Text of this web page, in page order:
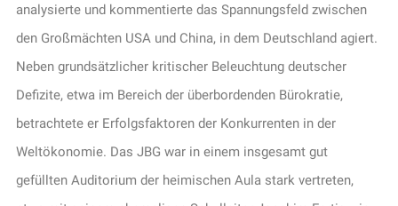
analysierte und kommentierte das Spannungsfeld zwischen
den Großmächten USA und China, in dem Deutschland agiert.
Neben grundsätzlicher kritischer Beleuchtung deutscher
Defizite, etwa im Bereich der überbordenden Bürokratie,
betrachtete er Erfolgsfaktoren der Konkurrenten in der
Weltökonomie. Das JBG war in einem insgesamt gut
gefüllten Auditorium der heimischen Aula stark vertreten,